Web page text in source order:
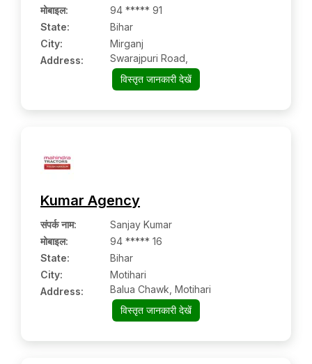
मोबाइल:
94 ***** 91
State:
Bihar
City:
Mirganj
Address:
Swarajpuri Road,
विस्तृत जानकारी देखें
Kumar Agency
संपर्क नाम:
Sanjay Kumar
मोबाइल:
94 ***** 16
State:
Bihar
City:
Motihari
Address:
Balua Chawk, Motihari
विस्तृत जानकारी देखें